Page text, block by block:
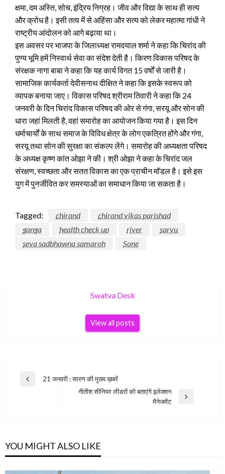
क्षमा, दम अस्ति, सोच, इंद्रिय निग्रह। जीव और विद्या के साथ ही सत्य
और क्रोध है। इसी तत्व मेंं से अहिंसा और सत्य को लेकर महात्मा गांधी ने
राष्ट्रीय आंदोलन को आगे बढ़ाया था।
इस अवसर पर भाजपा के जिलाध्यक्ष रामदयाल शर्मा ने कहा कि चिरांद की
पुण्य भूमि हमें निस्वार्थ सेवा का संदेश देती है। किरण विकास परिषद के
संरक्षक नागा बाबा ने कहा कि यह कार्य विगत 15 वर्षों से जारी है।
सामाजिक कार्यकर्ता देवीसनाथ दीक्षित ने कहा कि इसके स्वरूप को
व्यापक बनाया जाए। विकास परिषद श्रीराम तिवारी ने कहा कि 24
जनवरी के दिन चिरांद विकास परिषद की ओर से गंगा, सरयू और सोन की
धारा जहां मिलती है, वहां समारोह का आयोजन किया गया है। इस दिन
धर्माचार्यों के साथ समाज के विविध क्षेत्र के लोग एकत्रित होंगे और गंगा,
सरयू तथा सोन की सुरक्षा का संकल्प लेंगे। समारोह की अध्यक्षता परिषद
के अध्यक्ष कृष्ण कांत ओझा ने की। श्री ओझा ने कहा के चिरांद जल
संरक्षण, स्वच्छता और सतत विकास का एक प्राचीन मॉडल है। इसे इस
युग में पुनर्जीवित कर समस्याओं का समाधान किया जा सकता है।
Tagged: chirand
chirand vikas parishad
ganga
health check up river
saryu
seva sadbhawna samaroh
Sone
Swatva Desk
View all posts
Post
Previous
21 जनवरी : सारण की मुख्य ख़बरें
नीतीश सीनियर लीडरों को बताएंगे इलेक्शन
मैनेजमेंट
YOU MIGHT ALSO LIKE